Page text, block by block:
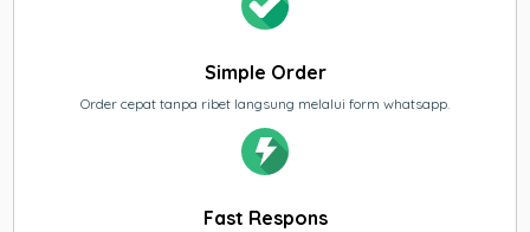
Simple Order
Order cepat tanpa ribet langsung melalui form whatsapp.
Fast Respons